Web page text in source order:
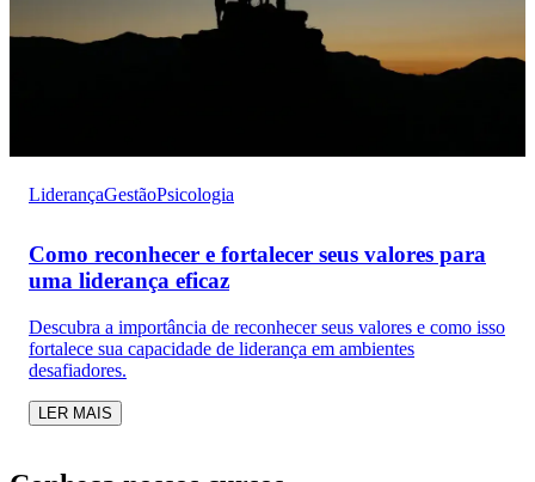
LiderançaGestãoPsicologia
Como reconhecer e fortalecer seus valores para
uma liderança eficaz
Descubra a importância de reconhecer seus valores e como isso
fortalece sua capacidade de liderança em ambientes
desafiadores.
LER MAIS